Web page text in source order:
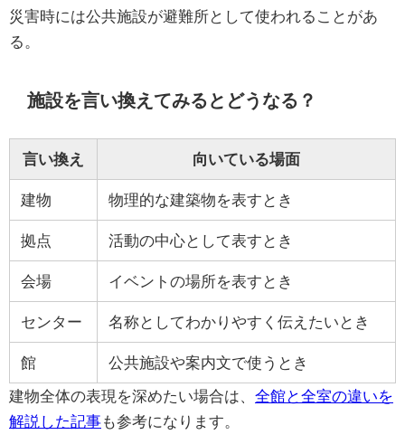
災害時には公共施設が避難所として使われることがあ
る。
施設を言い換えてみるとどうなる？
言い換え 向いている場面
建物 物理的な建築物を表すとき
拠点 活動の中心として表すとき
会場 イベントの場所を表すとき
センター 名称としてわかりやすく伝えたいとき
館 公共施設や案内文で使うとき
建物全体の表現を深めたい場合は、 全館と全室の違いを
解説した記事も参考になります。